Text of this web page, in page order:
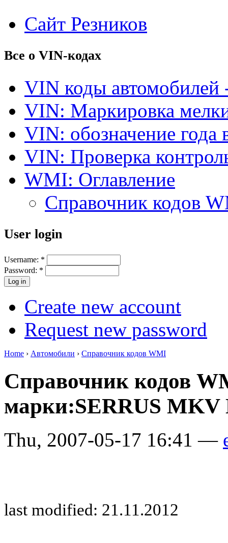
Сайт Резников
Все о VIN-кодах
VIN коды автомобилей
VIN: Маркировка
VIN: обозначение года
VIN: Проверка
WMI: Оглавление
Справочник кодов
User login
Username: *
Password: *
Create new account
Request new password
Home › Автомобили › Справочник кодов WMI
Справочник кодов
марки:SERRUS MKV
Thu, 2007-05-17 16:41 —
last modified: 21.11.2012